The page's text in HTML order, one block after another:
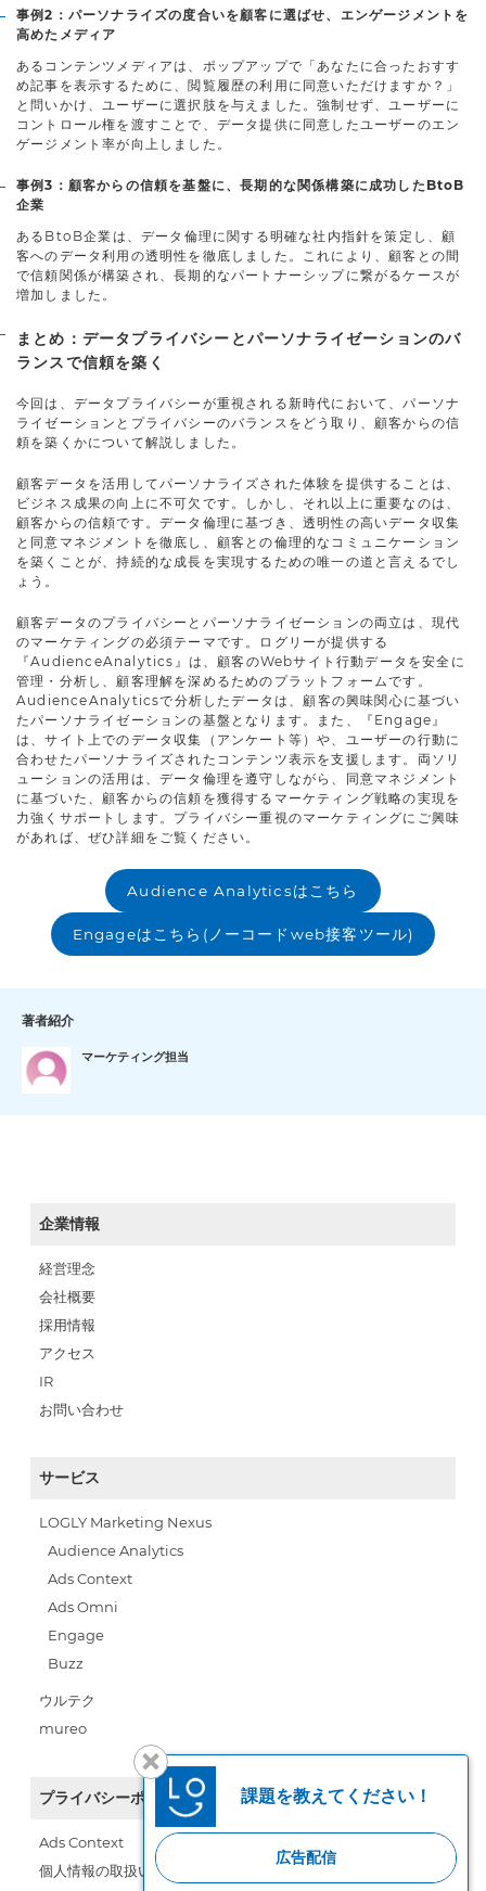
事例2：パーソナライズの度合いを顧客に選ばせ、エンゲージメントを
高めたメディア
あるコンテンツメディアは、ポップアップで「あなたに合ったおすす
め記事を表示するために、閲覧履歴の利用に同意いただけますか？」
と問いかけ、ユーザーに選択肢を与えました。強制せず、ユーザーに
コントロール権を渡すことで、データ提供に同意したユーザーのエン
ゲージメント率が向上しました。
事例3：顧客からの信頼を基盤に、長期的な関係構築に成功したBtoB
企業
あるBtoB企業は、データ倫理に関する明確な社内指針を策定し、顧
客へのデータ利用の透明性を徹底しました。これにより、顧客との間
で信頼関係が構築され、長期的なパートナーシップに繋がるケースが
増加しました。
まとめ：データプライバシーとパーソナライゼーションのバ
ランスで信頼を築く
今回は、データプライバシーが重視される新時代において、パーソナ
ライゼーションとプライバシーのバランスをどう取り、顧客からの信
頼を築くかについて解説しました。
顧客データを活用してパーソナライズされた体験を提供することは、
ビジネス成果の向上に不可欠です。しかし、それ以上に重要なのは、
顧客からの信頼です。データ倫理に基づき、透明性の高いデータ収集
と同意マネジメントを徹底し、顧客との倫理的なコミュニケーション
を築くことが、持続的な成長を実現するための唯一の道と言えるでし
ょう。
顧客データのプライバシーとパーソナライゼーションの両立は、現代
のマーケティングの必須テーマです。ログリーが提供する
『AudienceAnalytics』は、顧客のWebサイト行動データを安全に
管理・分析し、顧客理解を深めるためのプラットフォームです。
AudienceAnalyticsで分析したデータは、顧客の興味関心に基づい
たパーソナライゼーションの基盤となります。また、『Engage』
は、サイト上でのデータ収集（アンケート等）や、ユーザーの行動に
合わせたパーソナライズされたコンテンツ表示を支援します。両ソリ
ューションの活用は、データ倫理を遵守しながら、同意マネジメント
に基づいた、顧客からの信頼を獲得するマーケティング戦略の実現を
力強くサポートします。プライバシー重視のマーケティングにご興味
があれば、ぜひ詳細をご覧ください。
Audience Analyticsはこちら
Engageはこちら(ノーコードweb接客ツール)
著者紹介
マーケティング担当
企業情報
経営理念
会社概要
採用情報
アクセス
IR
お問い合わせ
サービス
LOGLY Marketing Nexus
Audience Analytics
Ads Context
Ads Omni
Engage
Buzz
ウルテク
mureo
プライバシーポリシー
Ads Context
個人情報の取扱い
課題を教えてください！
広告配信